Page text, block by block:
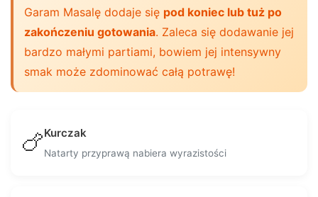
Garam Masalę dodaje się pod koniec lub tuż po
zakończeniu gotowania. Zaleca się dodawanie jej
bardzo małymi partiami, bowiem jej intensywny
smak może zdominować całą potrawę!
🍗Kurczak
Natarty przyprawą nabiera wyrazistości